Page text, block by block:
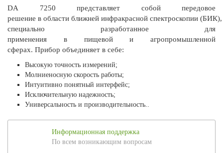
DA 7250 представляет собой передовое
решение в области ближней инфракрасной спектроскопии (БИК),
специально разработанное для
применения в пищевой и агропромышленной
сферах. Прибор объединяет в себе:
Высокую точность измерений;
Молниеносную скорость работы;
Интуитивно понятный интерфейс;
Исключительную надежность;
Универсальность и производительность..
Информационная поддержка
По всем возникающим вопросам